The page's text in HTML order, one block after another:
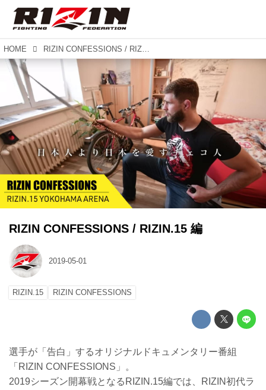
HOME RIZIN CONFESSIONS / RIZIN.15 編
RIZIN CONFESSIONS / RIZIN.15 編
2019-05-01
RIZIN.15 RIZIN CONFESSIONS
選手が「告白」するオリジナルドキュメンタリー番組
「RIZIN CONFESSIONS」。
2019シーズン開幕戦となるRIZIN.15編では、RIZIN初代ラ